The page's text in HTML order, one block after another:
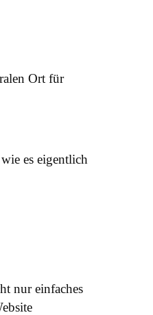
Ort für
es eigentlich
nur einfaches